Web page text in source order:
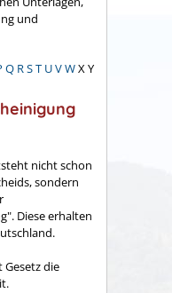
und
Q RST UVWX Y
nicht schon
sondern
Diese erhalten
Gesetz die